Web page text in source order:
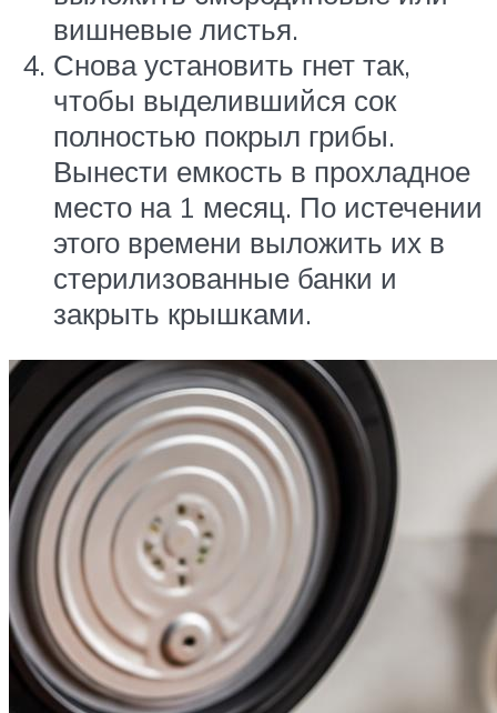
вишневые листья.
Снова установить гнет так,
чтобы выделившийся сок
полностью покрыл грибы.
Вынести емкость в прохладное
место на 1 месяц. По истечении
этого времени выложить их в
стерилизованные банки и
закрыть крышками.